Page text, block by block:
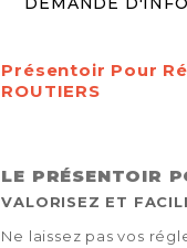
Présentoir Pour
ROUTIERS
LE PRÉSENTOIR
VALORISEZ ET
Ne laissez pas vos